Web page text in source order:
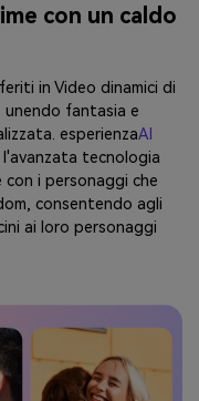
con un caldo
in Video dinamici di
unendo fantasia e
esperienzaAI
tecnologia
con i personaggi che
consentendo agli
ai loro personaggi